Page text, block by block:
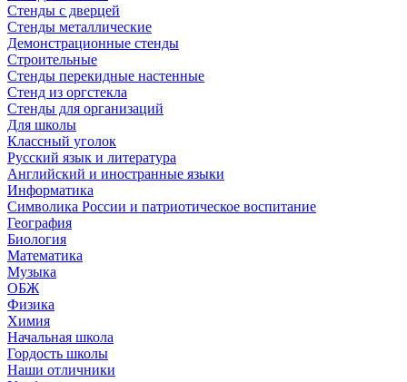
Стенды с дверцей
Стенды металлические
Демонстрационные стенды
Строительные
Стенды перекидные настенные
Стенд из оргстекла
Стенды для организаций
Для школы
Классный уголок
Русский язык и литература
Английский и иностранные языки
Информатика
Символика России и патриотическое воспитание
География
Биология
Математика
Музыка
ОБЖ
Физика
Химия
Начальная школа
Гордость школы
Наши отличники